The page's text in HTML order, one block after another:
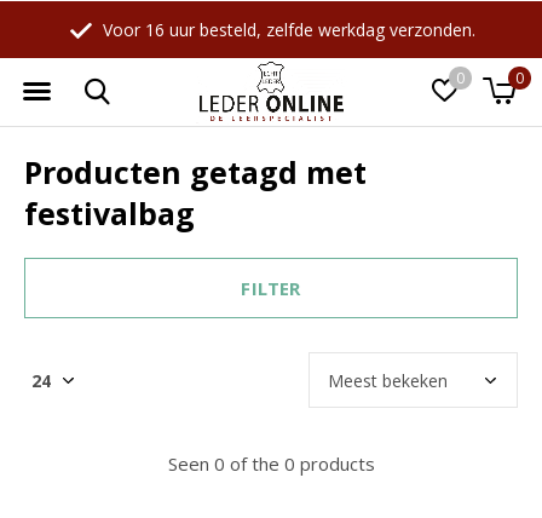
0 0
Voor 16 uur besteld, zelfde werkdag verzonden.
Producten getagd met
festivalbag
FILTER
Seen 0 of the 0 products